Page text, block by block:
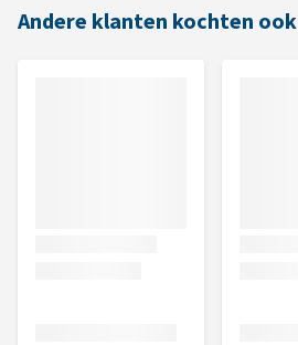
Andere klanten kochten ook